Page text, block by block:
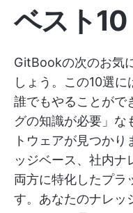
ベスト10
GitBookの次のお気
しょう。この10選に
誰でもやることがで
グの知識が必要」な
トウェアが見つか
ッジベース、社内ナ
両方に特化したプラ
す。あなたのナレッ